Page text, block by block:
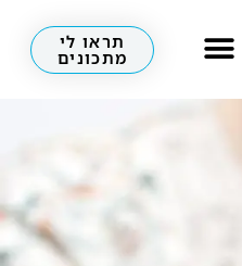
תראו לי
מתכונים